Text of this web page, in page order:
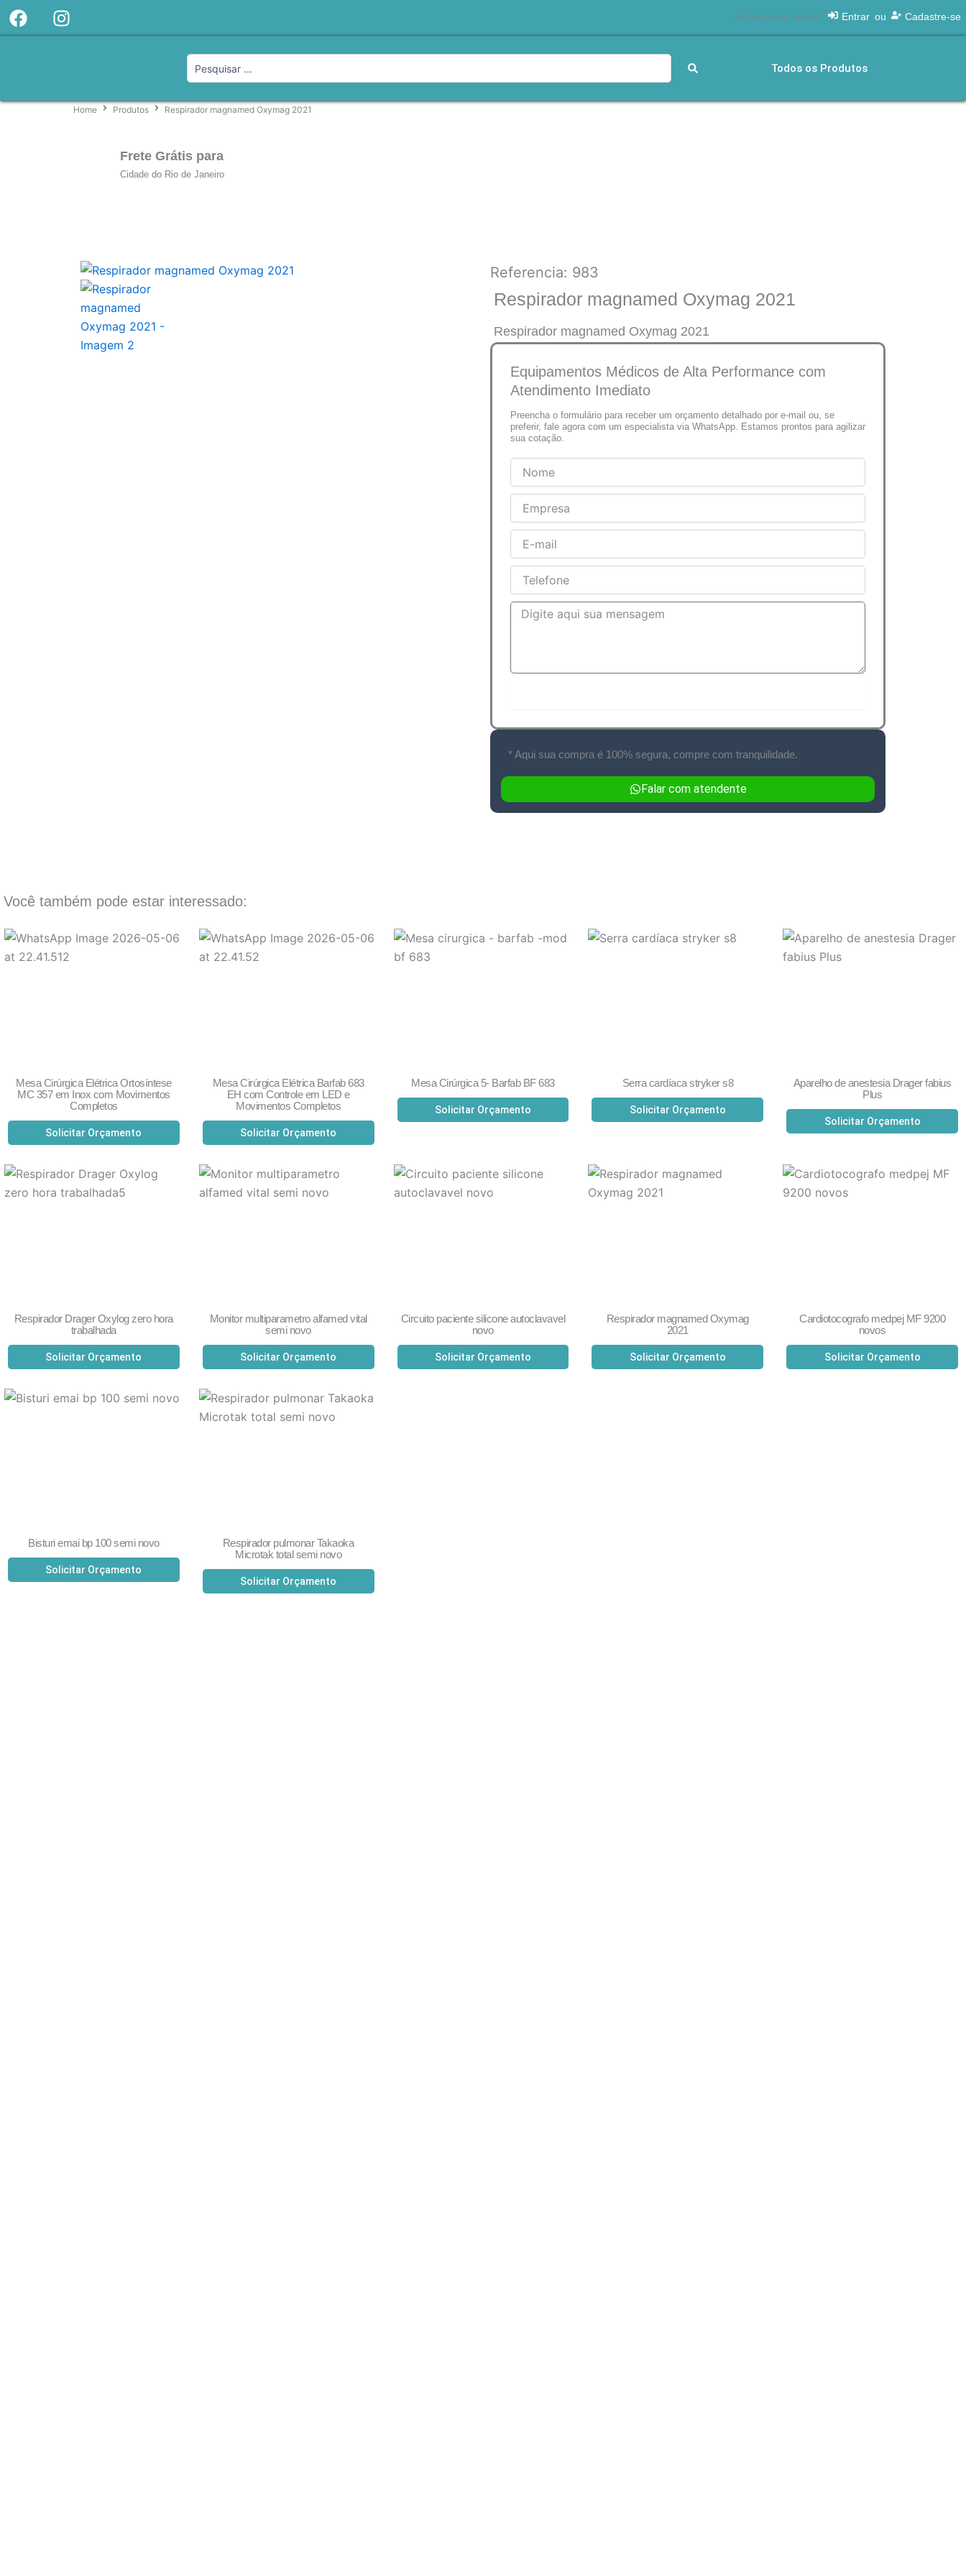
para
F
a
o
I
n
g
Já tem uma conta? Entrar ou Cadastre-se
Todos os Produtos
Pesquisar
Home Produtos Respirador magnamed Oxymag 2021
Frete Grátis para
Cidade do Rio de Janeiro
Referencia: 983
Respirador magnamed Oxymag 2021
Respirador magnamed Oxymag 2021
Equipamentos Médicos de Alta Performance com
Atendimento Imediato
Preencha o formulário para receber um orçamento detalhado por e-mail ou, se
preferir, fale agora com um especialista via WhatsApp. Estamos prontos para agilizar
sua cotação.
Nome
Empresa
E-
mail
Telefone
* Aqui sua compra é 100% segura, compre com tranquilidade.
Falar com atendente
Você também pode estar interessado:
Mesa Cirúrgica Elétrica Ortosíntese
MC 357 em Inox com Movimentos
Completos
Solicitar Orçamento
Mesa Cirúrgica Elétrica Barfab 683
EH com Controle em LED e
Movimentos Completos
Solicitar Orçamento
Mesa Cirúrgica 5- Barfab BF 683
Solicitar Orçamento
Serra cardíaca stryker s8
Solicitar Orçamento
Aparelho de anestesia Drager fabius
Plus
Solicitar Orçamento
Respirador Drager Oxylog zero hora
trabalhada
Solicitar Orçamento
Monitor multiparametro alfamed vital
semi novo
Solicitar Orçamento
Circuito paciente silicone autoclavavel
novo
Solicitar Orçamento
Respirador magnamed Oxymag
2021
Solicitar Orçamento
Cardiotocografo medpej MF 9200
novos
Solicitar Orçamento
Bisturi emai bp 100 semi novo
Solicitar Orçamento
Respirador pulmonar Takaoka
Microtak total semi novo
Solicitar Orçamento